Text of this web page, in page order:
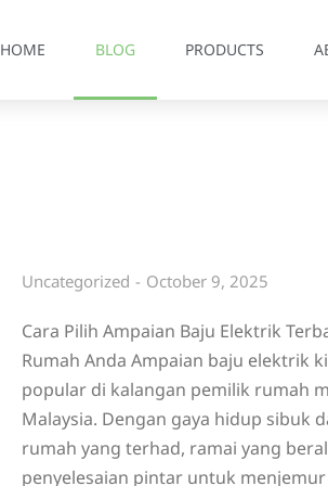
HOME BLOG PRODUCTS
Uncategorized October 9, 2025
Cara Pilih Ampaian Baju Elektrik
Rumah Anda Ampaian baju elektrik
popular di kalangan pemilik rumah
Malaysia. Dengan gaya hidup sibuk
rumah yang terhad, ramai yang
penyelesaian pintar untuk